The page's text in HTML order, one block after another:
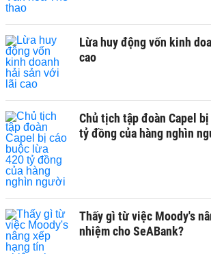
Lừa huy động vốn kinh
cao
Chủ tịch tập đoàn Capel
tỷ đồng của hàng nghìn
Thấy gì từ việc Moody's
nhiệm cho SeABank?